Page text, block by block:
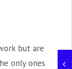
but are
only ones